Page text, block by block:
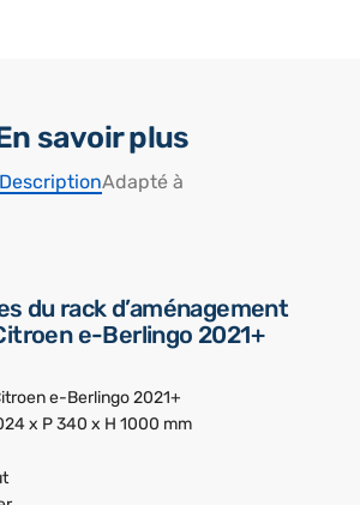
savoir plus
DescriptionAdapté à
du rack d’aménagement
e-Berlingo 2021+
e-Berlingo 2021+
x P 340 x H 1000 mm